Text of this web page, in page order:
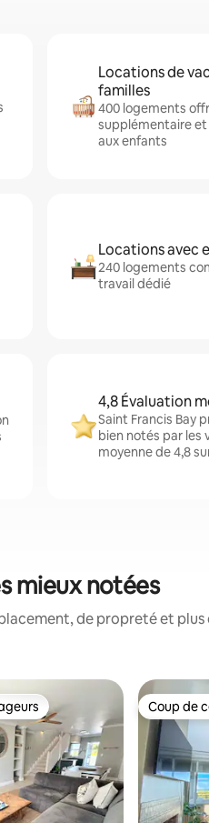
Locations de
familles
400 logements
supplémentaire
aux enfants
Locations avec
240 logements
travail dédié
4,8 Évaluation
Saint Francis Bay
bien notés par les
moyenne de 4,8
mieux notées
de propreté et plus
les plus appréciés Coup de
Coup de